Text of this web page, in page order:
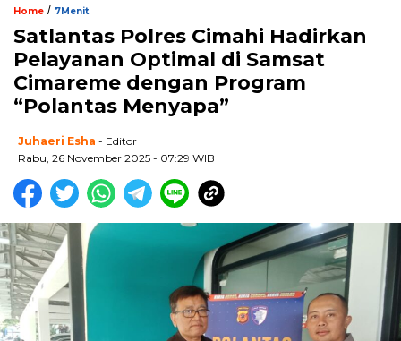
Home / 7Menit
Satlantas Polres Cimahi Hadirkan
Pelayanan Optimal di Samsat
Cimareme dengan Program
“Polantas Menyapa”
Juhaeri Esha - Editor
Rabu, 26 November 2025 - 07:29 WIB